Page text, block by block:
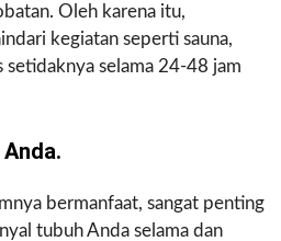
Oleh karena itu,
kegiatan seperti sauna,
setidaknya selama 24-48 jam
bermanfaat, sangat penting
tubuh Anda selama dan